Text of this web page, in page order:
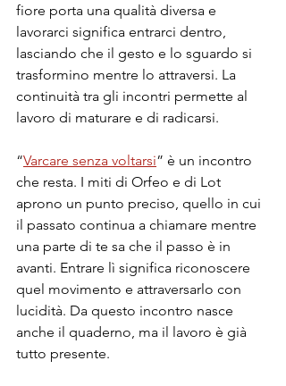
fiore porta una qualità diversa e
lavorarci significa entrarci dentro,
lasciando che il gesto e lo sguardo si
trasformino mentre lo attraversi. La
continuità tra gli incontri permette al
lavoro di maturare e di radicarsi.
“Varcare senza voltarsi” è un incontro
che resta. I miti di Orfeo e di Lot
aprono un punto preciso, quello in cui
il passato continua a chiamare mentre
una parte di te sa che il passo è in
avanti. Entrare lì significa riconoscere
quel movimento e attraversarlo con
lucidità. Da questo incontro nasce
anche il quaderno, ma il lavoro è già
tutto presente.